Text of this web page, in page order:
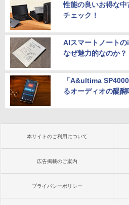
性能の良いお得な
チェック！
AIスマートノート
なぜ魅力的なのか？
「A&ultima
るオーディオの醍醐
本サイトのご利用について
広告掲載のご案内
プライバシーポリシー